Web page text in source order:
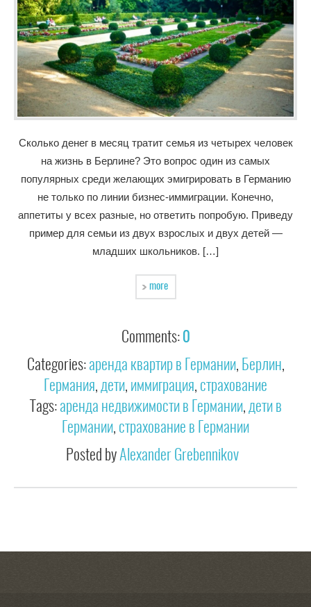
Сколько денег в месяц тратит семья из четырех человек
на жизнь в Берлине? Это вопрос один из самых
популярных среди желающих эмигрировать в Германию
не только по линии бизнес-иммиграции. Конечно,
аппетиты у всех разные, но ответить попробую. Приведу
пример для семьи из двух взрослых и двух детей —
младших школьников. […]
more
Comments: 0
Categories: аренда квартир в Германии, Берлин,
Германия, дети, иммиграция, страхование
Tags: аренда недвижимости в Германии, дети в
Германии, страхование в Германии
Posted by Alexander Grebennikov